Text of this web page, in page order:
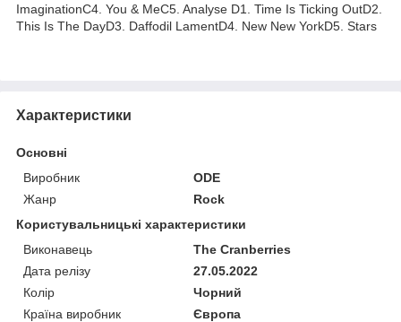
ImaginationC4. You & MeC5. Analyse D1. Time Is Ticking OutD2.
This Is The DayD3. Daffodil LamentD4. New New YorkD5. Stars
Характеристики
Основні
Виробник
ODE
Жанр
Rock
Користувальницькі характеристики
Виконавець
The Cranberries
Дата релізу
27.05.2022
Колір
Чорний
Країна виробник
Європа